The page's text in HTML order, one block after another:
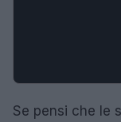
Se pensi che le